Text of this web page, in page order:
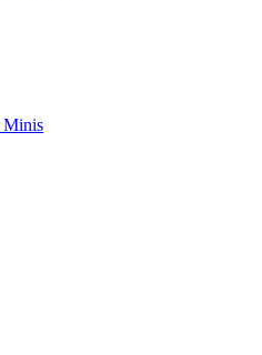
Minis